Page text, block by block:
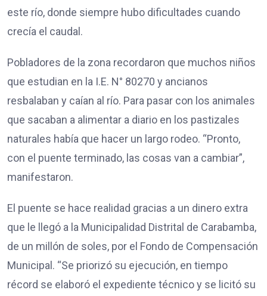
este río, donde siempre hubo dificultades cuando
crecía el caudal.
Pobladores de la zona recordaron que muchos niños
que estudian en la I.E. N° 80270 y ancianos
resbalaban y caían al río. Para pasar con los animales
que sacaban a alimentar a diario en los pastizales
naturales había que hacer un largo rodeo. “Pronto,
con el puente terminado, las cosas van a cambiar”,
manifestaron.
El puente se hace realidad gracias a un dinero extra
que le llegó a la Municipalidad Distrital de Carabamba,
de un millón de soles, por el Fondo de Compensación
Municipal. “Se priorizó su ejecución, en tiempo
récord se elaboró el expediente técnico y se licitó su